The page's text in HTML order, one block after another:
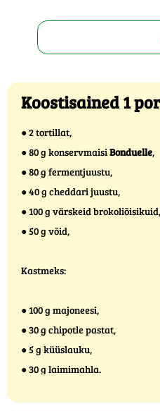
Koostisained 1
● 2 tortillat,
● 80 g konservmaisiBonduelle,
● 80 g fermentjuustu,
● 40 g cheddari juustu,
● 100 g värskeid brokoliõisikuid,
● 50 g võid,
Kastmeks:
● 100 g majoneesi,
● 30 g chipotle pastat,
● 5 g küüslauku,
● 30 g laimimahla.